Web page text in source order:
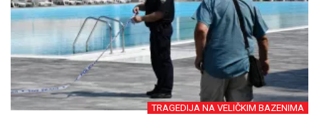
TRAGEDIJA NA VELIČKIM BAZENIMA